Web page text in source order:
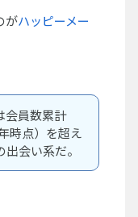
がハッピーメー
会員数累計
時点）を超え
会い系だ。